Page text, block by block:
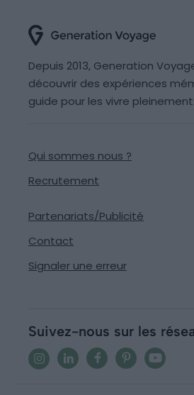
Depuis 2013, Generation
découvrir des expériences
guide pour les vivre pleinement.
Qui sommes nous ?
Recrutement
Partenariats/Publicité
Contact
Signaler une erreur
Suivez-nous sur les